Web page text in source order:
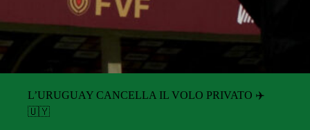
L’URUGUAY CANCELLA IL VOLO PRIVATO ✈️
🇺🇾